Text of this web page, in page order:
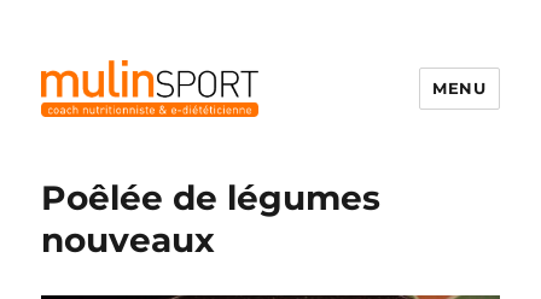
MENU
Poêlée de légumes
nouveaux